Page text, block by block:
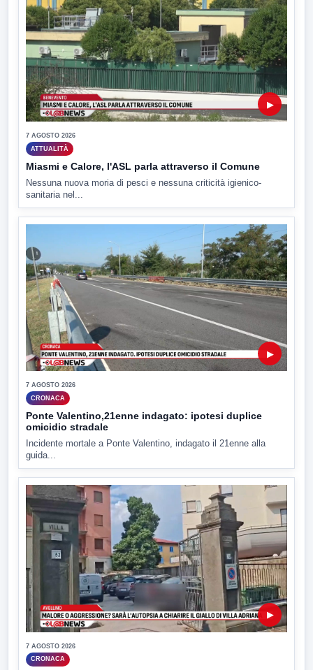
▶
7 AGOSTO 2026
ATTUALITÀ
Miasmi e Calore, l'ASL parla attraverso il Comune
Nessuna nuova moria di pesci e nessuna criticità igienico-
sanitaria nel...
▶
7 AGOSTO 2026
CRONACA
Ponte Valentino,21enne indagato: ipotesi duplice
omicidio stradale
Incidente mortale a Ponte Valentino, indagato il 21enne alla
guida...
▶
7 AGOSTO 2026
CRONACA